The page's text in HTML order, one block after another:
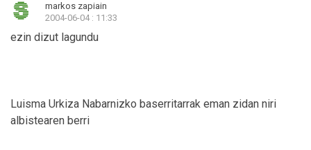
markos zapiain
2004-06-04 : 11:33
ezin dizut lagundu
Luisma Urkiza Nabarnizko baserritarrak eman zidan niri
albistearen berri